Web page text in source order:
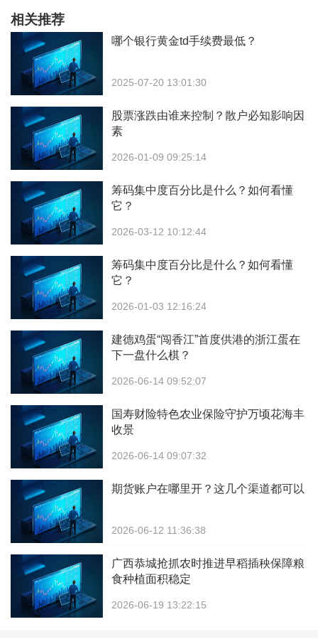
相关推荐
哪个银行黄金td手续费最低？
2025-07-20 13:01:30
股票涨跌由谁来控制？散户必知影响因
素
2026-01-09 09:25:14
筹码集中度百分比是什么？如何看懂
它？
2026-03-12 10:12:44
筹码集中度百分比是什么？如何看懂
它？
2026-01-03 12:16:24
建德鸡蛋“闯香江”首度供港的浙江蛋在
下一盘什么棋？
2026-06-14 09:52:07
国寿财险特色农业保险守护万顷花海丰
收景
2026-06-14 09:07:32
期货账户在哪里开？这几个渠道都可以
2026-06-12 11:36:38
广西恭城抢抓农时推进早稻插秧保障粮
食种植面积稳定
2026-06-19 13:22:15